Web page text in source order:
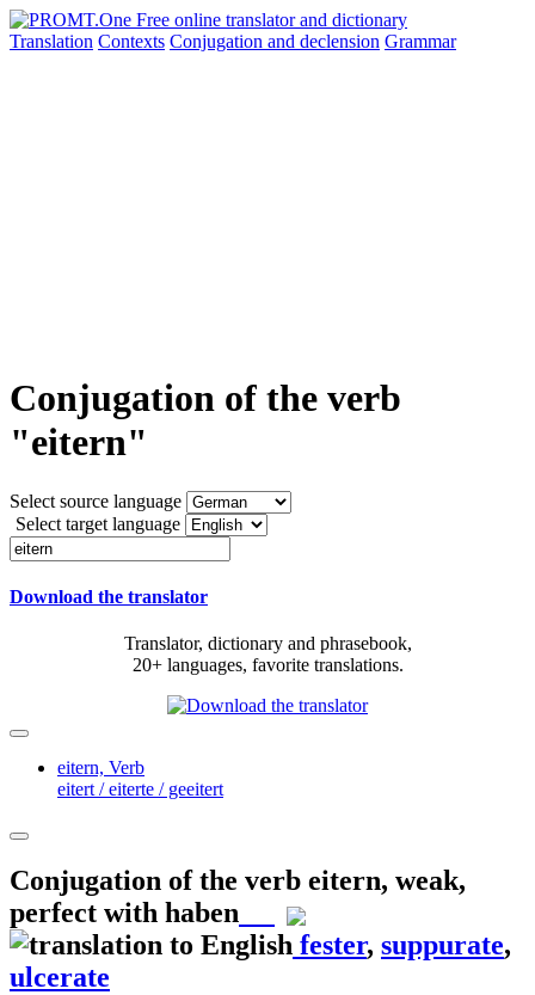
Translation Contexts Conjugation and declension Grammar
Conjugation of the verb
"eitern"
Select source language
Select target language
Download the translator
Translator, dictionary and phrasebook,
20+ languages, favorite translations.
eitern, Verb
eitert / eiterte / geeitert
Conjugation of the verb eitern, weak,
perfect with haben
fester, suppurate,
ulcerate